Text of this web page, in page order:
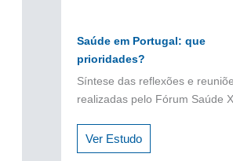
Saúde em Portugal: que
prioridades?
Síntese das reflexões e
realizadas pelo Fórum Saúde
Ver Estudo